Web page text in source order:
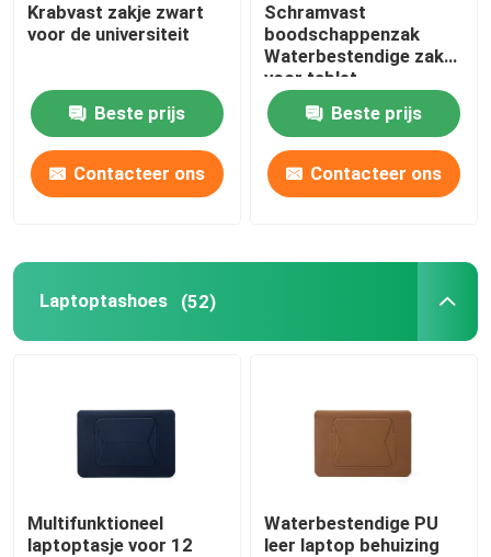
Krabvast zakje zwart
voor de universiteit
Beste prijs
Contacteer ons
Schramvast
boodschappenzak
Waterbestendige zak
voor tablet
Beste prijs
Contacteer ons
Laptoptashoes (52)
Multifunktioneel
laptoptasje voor 12
Waterbestendige PU
leer laptop behuizing